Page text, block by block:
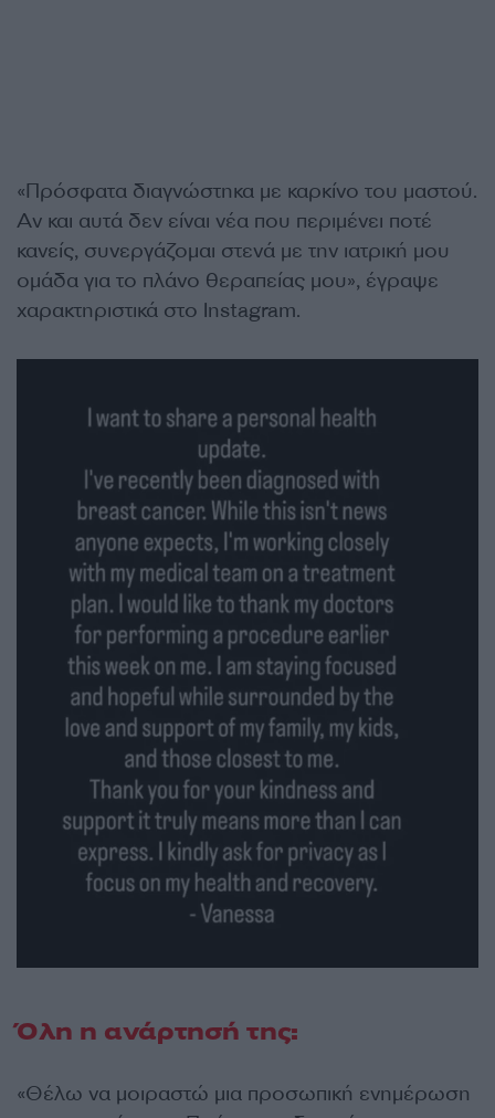
«Πρόσφατα διαγνώστηκα με καρκίνο του μαστού.
Αν και αυτά δεν είναι νέα που περιμένει ποτέ
κανείς, συνεργάζομαι στενά με την ιατρική μου
ομάδα για το πλάνο θεραπείας μου», έγραψε
χαρακτηριστικά στο Instagram.
Όλη η ανάρτησή της:
«Θέλω να μοιραστώ μια προσωπική ενημέρωση